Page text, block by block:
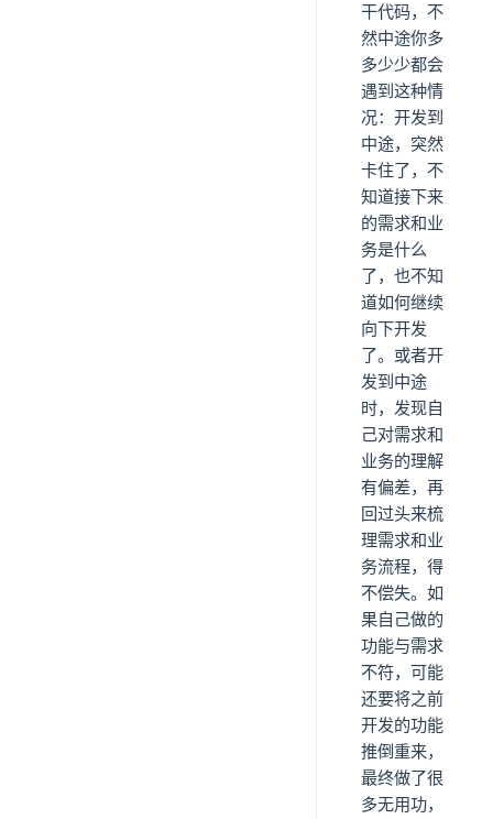
干代码，不
然中途你多
多少少都会
遇到这种情
况：开发到
中途，突然
卡住了，不
知道接下来
的需求和业
务是什么
了，也不知
道如何继续
向下开发
了。或者开
发到中途
时，发现自
己对需求和
业务的理解
有偏差，再
回过头来梳
理需求和业
务流程，得
不偿失。如
果自己做的
功能与需求
不符，可能
还要将之前
开发的功能
推倒重来，
最终做了很
多无用功，